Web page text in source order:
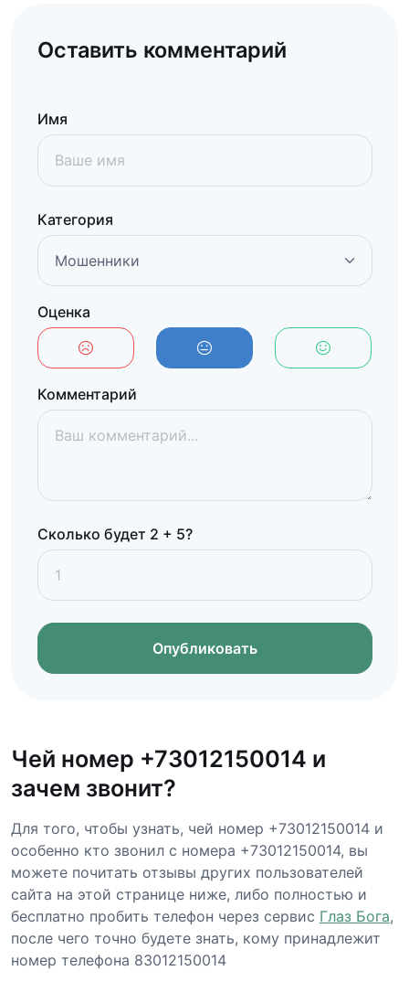
Оставить комментарий
Имя
Категория
Оценка
Комментарий
Сколько будет 2 + 5?
Опубликовать
Чей номер +73012150014 и
зачем звонит?
Для того, чтобы узнать, чей номер +73012150014 и
особенно кто звонил с номера +73012150014, вы
можете почитать отзывы других пользователей
сайта на этой странице ниже, либо полностью и
бесплатно пробить телефон через сервис Глаз Бога,
после чего точно будете знать, кому принадлежит
номер телефона 83012150014